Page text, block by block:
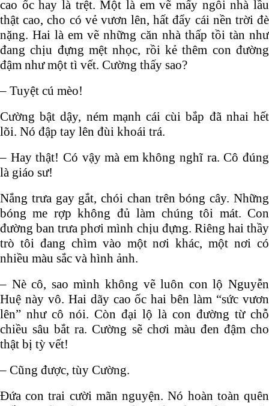
cao ốc hay là trệt. Một là em vẽ mấy ngôi nhà lầu
thật cao, cho có vẻ vươn lên, hất đẩy cái nền trời đè
nặng. Hai là em vẽ những căn nhà thấp tồi tàn như
đang chịu đựng mệt nhọc, rồi kẻ thêm con đường
đậm như một tì vết. Cường thấy sao?
– Tuyệt cú mèo!
Cường bật dậy, ném mạnh cái cùi bắp đã nhai hết
lõi. Nó đập tay lên đùi khoái trá.
– Hay thật! Có vậy mà em không nghĩ ra. Cô đúng
là giáo sư!
Nắng trưa gay gắt, chói chan trên bóng cây. Những
bóng me rợp không đủ làm chúng tôi mát. Con
đường ban trưa phơi mình chịu đựng. Riêng hai thầy
trò tôi đang chìm vào một nơi khác, một nơi có
nhiều màu sắc và hình ảnh.
– Nè cô, sao mình không vẽ luôn con lộ Nguyễn
Huệ này vô. Hai dãy cao ốc hai bên làm “sức vươn
lên” như cô nói. Còn đại lộ là con đường từ chỗ
chiều sâu bắt ra. Cường sẽ chơi màu đen đậm cho
thật bị tỳ vết!
– Cũng được, tùy Cường.
Đứa con trai cười mãn nguyện. Nó hoàn toàn quên